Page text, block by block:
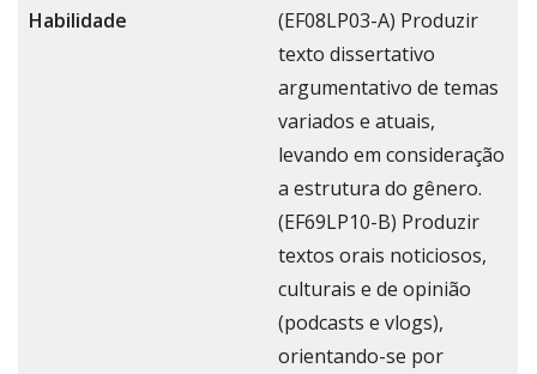
Habilidade
(EF08LP03-A) Produzir
texto dissertativo
argumentativo de temas
variados e atuais,
levando em consideração
a estrutura do gênero.
(EF69LP10-B) Produzir
textos orais noticiosos,
culturais e de opinião
(podcasts e vlogs),
orientando-se por